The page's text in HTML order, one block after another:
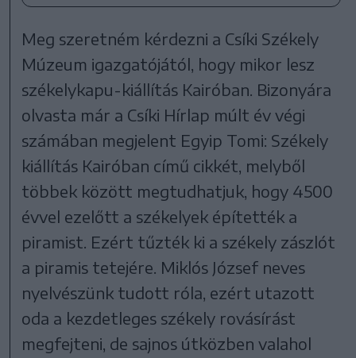
Meg szeretném kérdezni a Csíki Székely
Múzeum igazgatójától, hogy mikor lesz
székelykapu-kiállítás Kairóban. Bizonyára
olvasta már a Csíki Hírlap múlt év végi
számában megjelent Egyip Tomi: Székely
kiállítás Kairóban című cikkét, melyből
többek között megtudhatjuk, hogy 4500
évvel ezelőtt a székelyek építették a
piramist. Ezért tűzték ki a székely zászlót
a piramis tetejére. Miklós József neves
nyelvészünk tudott róla, ezért utazott
oda a kezdetleges székely rovásírást
megfejteni, de sajnos útközben valahol